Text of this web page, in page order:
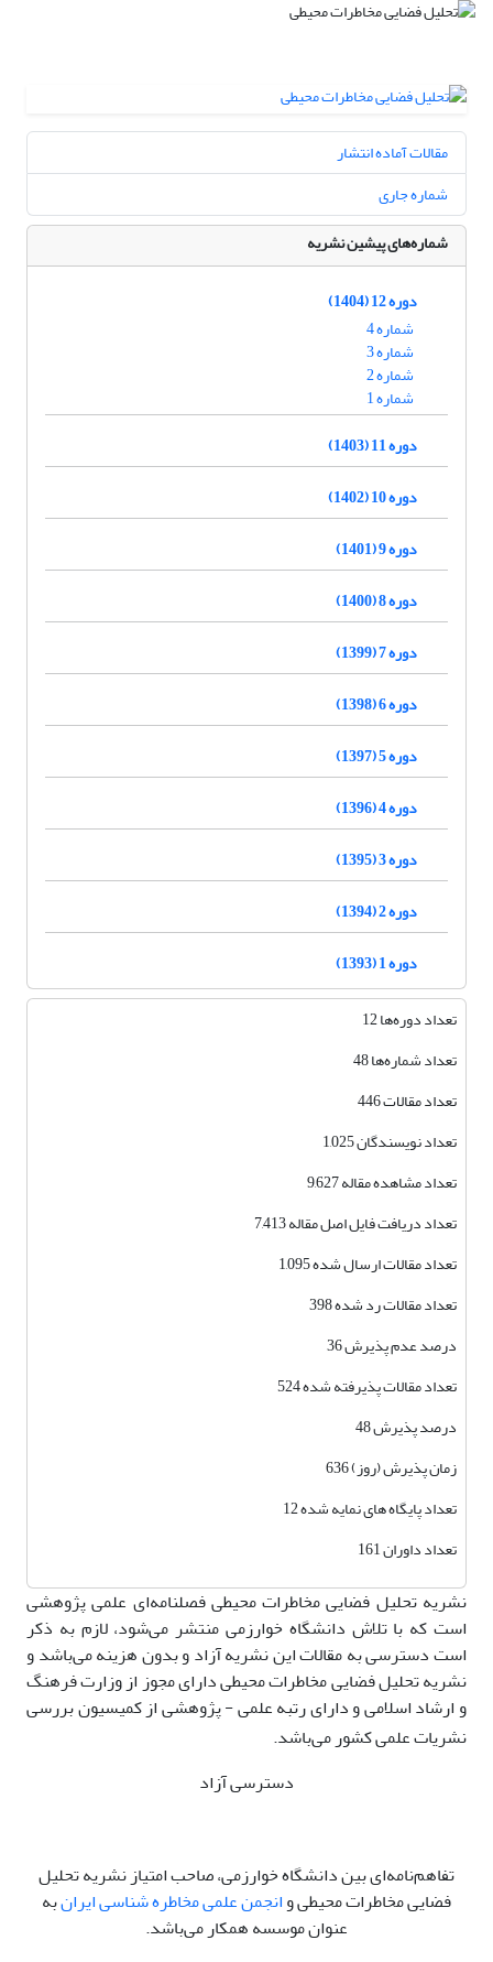
مقالات آماده انتشار
شماره جاری
شماره‌های پیشین نشریه
دوره 12 (1404)
شماره 4
شماره 3
شماره 2
شماره 1
دوره 11 (1403)
دوره 10 (1402)
دوره 9 (1401)
دوره 8 (1400)
دوره 7 (1399)
دوره 6 (1398)
دوره 5 (1397)
دوره 4 (1396)
دوره 3 (1395)
دوره 2 (1394)
دوره 1 (1393)
تعداد دوره‌ها 12
تعداد شماره‌ها 48
تعداد مقالات 446
تعداد نویسندگان 1,025
تعداد مشاهده مقاله 9,627
تعداد دریافت فایل اصل مقاله 7,413
تعداد مقالات ارسال شده 1,095
تعداد مقالات رد شده 398
درصد عدم پذیرش 36
تعداد مقالات پذیرفته شده 524
درصد پذیرش 48
زمان پذیرش (روز) 636
تعداد پایگاه های نمایه شده 12
تعداد داوران 161
نشریه تحلیل فضایی مخاطرات محیطی فصلنامه‌ای علمی پژوهشی
است که با تلاش دانشگاه خوارزمی منتشر می‌شود، لازم به ذکر
است دسترسی به مقالات این نشریه آزاد و بدون هزینه می‌باشد و
نشریه تحلیل فضایی مخاطرات محیطی دارای مجوز از وزارت فرهنگ
و ارشاد اسلامی و دارای رتبه علمی - پژوهشی از کمیسیون بررسی
نشریات علمی کشور می‌باشد.
دسترسی آزاد
تفاهم‌نامه‌ای بین دانشگاه خوارزمی، صاحب امتیاز نشریه تحلیل
فضایی مخاطرات محیطی وانجمن علمی مخاطره شناسی ایرانبه
عنوان موسسه همکار می‌باشد.